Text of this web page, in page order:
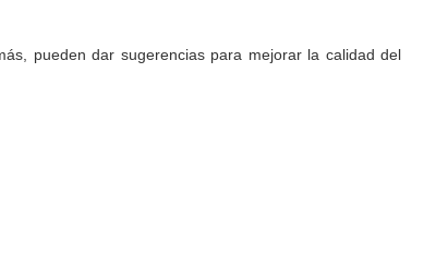
pueden dar sugerencias para mejorar la calidad del